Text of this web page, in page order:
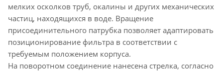
мелких осколков труб, окалины и других механических
частиц, находящихся в воде. Вращение
присоединительного патрубка позволяет адаптировать
позиционирование фильтра в соответствии с
требуемым положением корпуса.
На поворотном соединение нанесена стрелка, согласно